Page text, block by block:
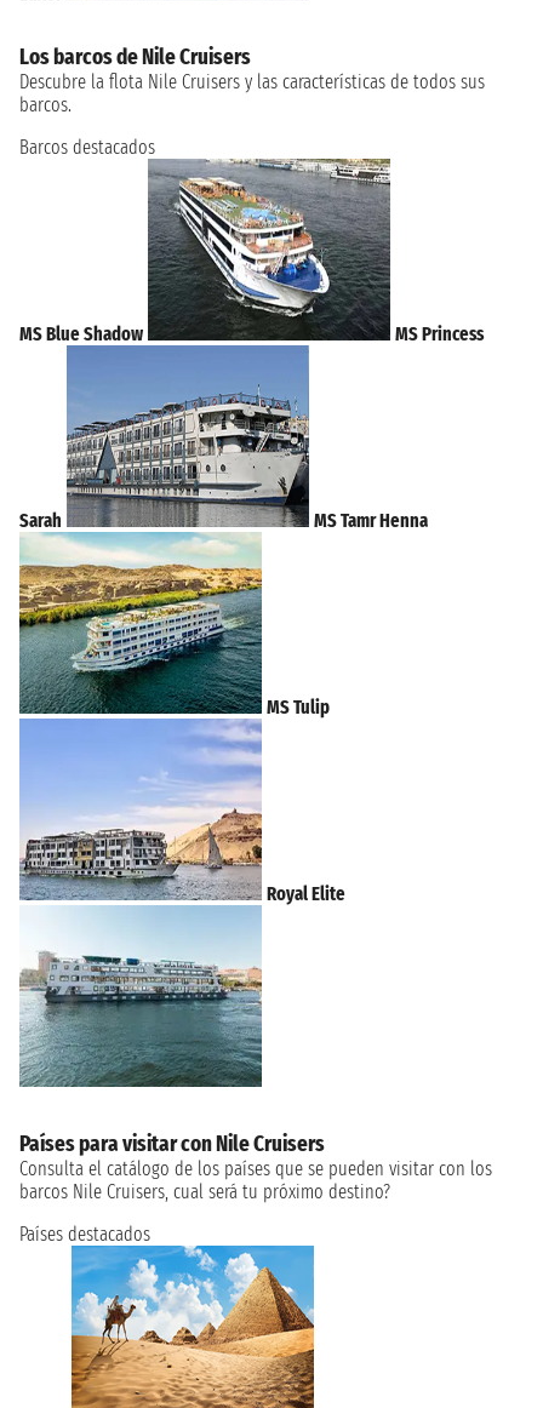
Los barcos de Nile Cruisers
Descubre la flota Nile Cruisers y las características de todos sus
barcos.
Barcos destacados
MS Blue Shadow MS Princess
Sarah MS Tamr Henna
MS Tulip
Royal Elite
Países para visitar con Nile Cruisers
Consulta el catálogo de los países que se pueden visitar con los
barcos Nile Cruisers, cual será tu próximo destino?
Países destacados